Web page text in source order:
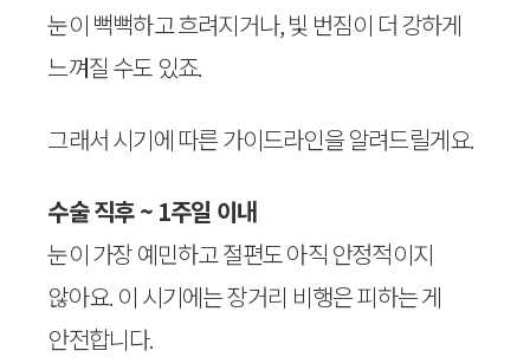
눈이 뻑뻑하고 흐려지거나, 빛 번짐이 더 강하게
느껴질 수도 있죠.
그래서 시기에 따른 가이드라인을 알려드릴게요.
수술 직후 ~ 1주일 이내
눈이 가장 예민하고 절편도 아직 안정적이지
않아요. 이 시기에는 장거리 비행은 피하는 게
안전합니다.